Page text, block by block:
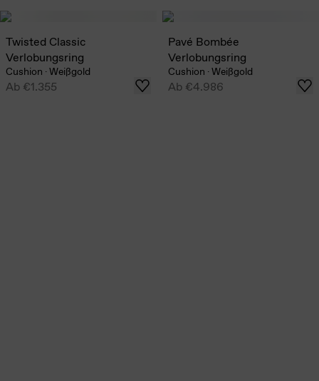
Twisted Classic
Verlobungsring
Cushion ·Weißgold
Ab €1.355
Pavé Bombée
Verlobungsring
Cushion ·Weißgold
Ab €4.986